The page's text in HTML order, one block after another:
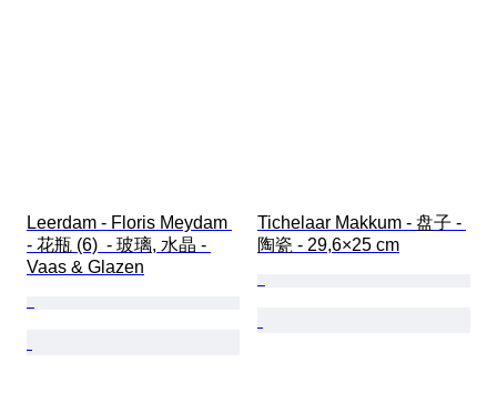
Leerdam - Floris Meydam
- 花瓶 (6)  - 玻璃, 水晶 -
Vaas & Glazen
Tichelaar Makkum - 盘子 -
陶瓷 - 29,6×25 cm